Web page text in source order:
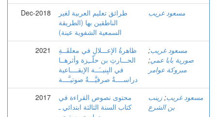
Dec-2018
طرائق تعليم العربية لغير
الناطقين بها (الطريقة
السمعية الشفوية عينة)
مسعود غريب
2021
ظاهرةُ الإعـــلالِ في معلقَــةِ
الحـــارثِ بن حلّــِزة وأثرهــا
في البِنيــَــة الإيقــــاعية
دراســــةٌ صرفيَّـــةٌ صوتيـَّـــة
مسعود غريب;
صورية بابا عمي;
مبروكة عوامر
2017
محتوى نصوص القراءة في
كتاب السنة الثالثة ابتدائي ـ
مسعود غريب; زينب
بن الشرع